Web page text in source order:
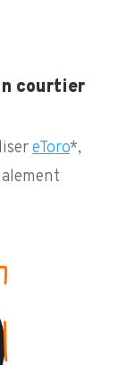
courtier
eToro*,